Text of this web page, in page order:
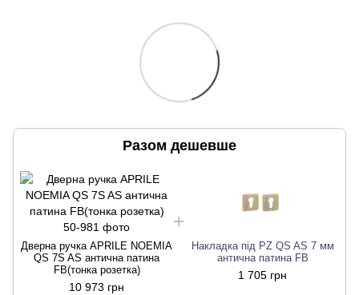
Разом дешевше
Дверна ручка APRILE NOEMIA
QS 7S AS антична патина
FB(тонка розетка)
10 973 грн
Накладка під PZ QS AS 7 мм
антична патина FB
1 705 грн